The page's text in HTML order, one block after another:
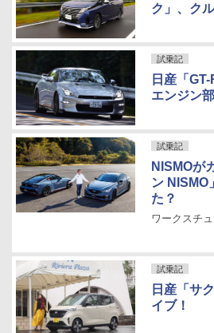
ク」、ク
試乗記
日産「
エンジン
試乗記
NISMOが
ン NISMO
た？
ワークスチ
試乗記
日産「サ
イブ！